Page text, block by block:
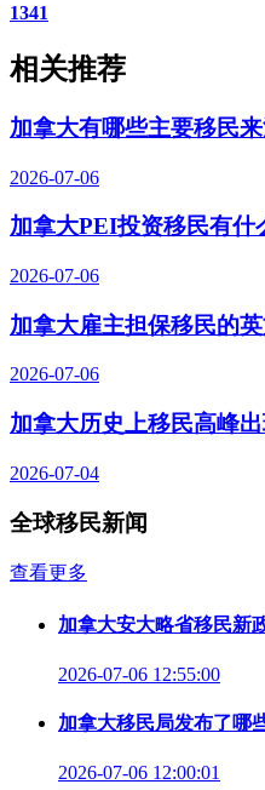
1341
相关推荐
加拿大有哪些主要移民
2026-07-06
加拿大PEI投资移民有什
2026-07-06
加拿大雇主担保移民的
2026-07-06
加拿大历史上移民高峰
2026-07-04
全球移民新闻
查看更多
加拿大安大略省移民新
2026-07-06 12:55:00
加拿大移民局发布了哪
2026-07-06 12:00:01